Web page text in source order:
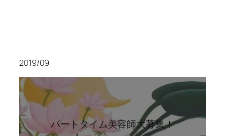
2019/09
パートタイム美容師大募集！